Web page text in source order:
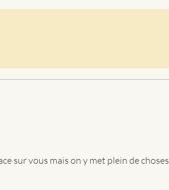
sur vous mais on y met plein de choses.